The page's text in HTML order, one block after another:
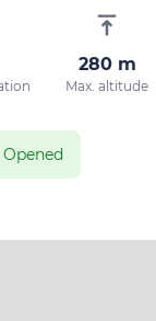
280 m
Max. altitude
Opened